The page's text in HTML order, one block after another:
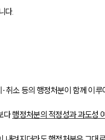
다.
소 등의 행정처분이 함께 이루
다 행정처분의 적정성과 과도성